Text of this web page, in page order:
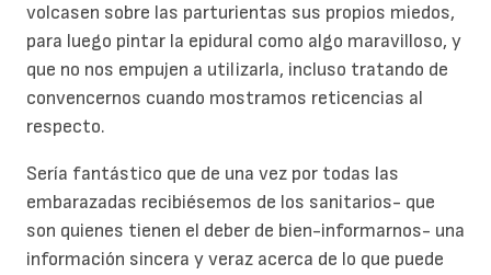
volcasen sobre las parturientas sus propios miedos,
para luego pintar la epidural como algo maravilloso, y
que no nos empujen a utilizarla, incluso tratando de
convencernos cuando mostramos reticencias al
respecto.
Sería fantástico que de una vez por todas las
embarazadas recibiésemos de los sanitarios- que
son quienes tienen el deber de bien-informarnos- una
información sincera y veraz acerca de lo que puede